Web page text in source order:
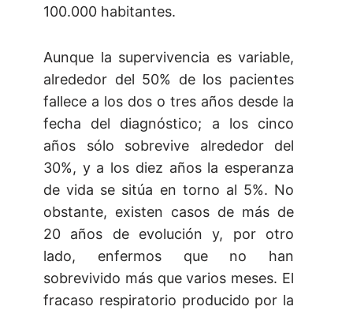
100.000 habitantes.
Aunque la supervivencia es variable,
alrededor del 50% de los pacientes
fallece a los dos o tres años desde la
fecha del diagnóstico; a los cinco
años sólo sobrevive alrededor del
30%, y a los diez años la esperanza
de vida se sitúa en torno al 5%. No
obstante, existen casos de más de
20 años de evolución y, por otro
lado, enfermos que no han
sobrevivido más que varios meses. El
fracaso respiratorio producido por la